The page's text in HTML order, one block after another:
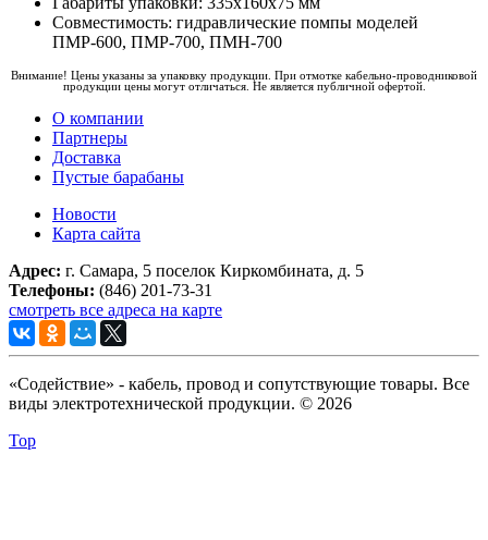
Совместимость: гидравлические помпы моделей
ПМР-600, ПМР-700, ПМН-700
Внимание! Цены указаны за упаковку продукции. При отмотке кабельно-проводниковой
продукции цены могут отличаться. Не является публичной офертой.
О компании
Партнеры
Доставка
Пустые барабаны
Новости
Карта сайта
Адрес: г. Самара, 5 поселок Киркомбината, д. 5
Телефоны: (846) 201-73-31
смотреть все адреса на карте
«Содействие» - кабель, провод и сопутствующие товары. Все
виды электротехнической продукции. © 2026
Top